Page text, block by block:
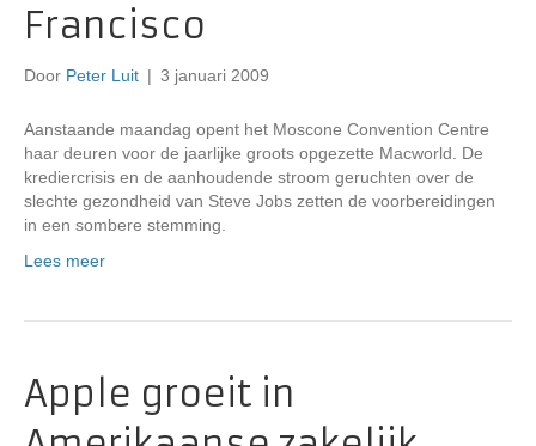
Francisco
Door Peter Luit | 3 januari 2009
Aanstaande maandag opent het Moscone Convention Centre
haar deuren voor de jaarlijke groots opgezette Macworld. De
krediercrisis en de aanhoudende stroom geruchten over de
slechte gezondheid van Steve Jobs zetten de voorbereidingen
in een sombere stemming.
Lees meer
Apple groeit in